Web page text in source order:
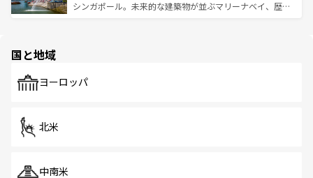
た文化、そして多様な観光資源が、訪れる旅人を魅了し続
うな絶景から文化的な体験まで、香港を存分に楽しみ尽く
シンガポール。未来的な建築物が並ぶマリーナベイ、歴史
で、ホーカーズは地元の風情を楽しめる外せないスポット
国と地域
ヨーロッパ
北米
中南米